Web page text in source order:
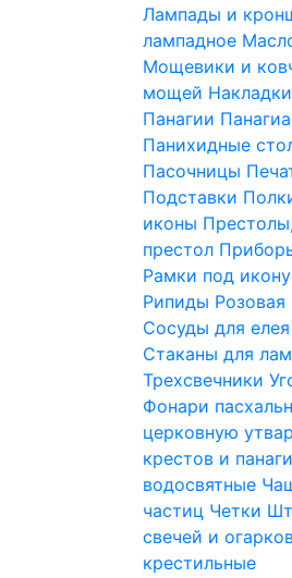
Лампады и
лампадное
Мощевики и
мощей
Панагии
Панихидные
Пасочницы
Подставки
иконы
престол
Рамки под икону
Рипиды Розовая
Сосуды для елея
Стаканы для
Трехсвечники
Фонари
церковную
крестов и
водосвятные
частиц Четки
свечей и
крестильные